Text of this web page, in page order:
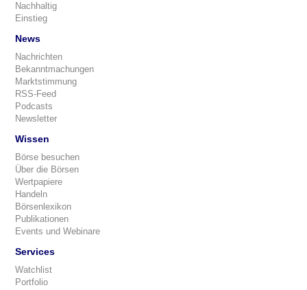
Nachhaltig
Einstieg
News
Nachrichten
Bekanntmachungen
Marktstimmung
RSS-Feed
Podcasts
Newsletter
Wissen
Börse besuchen
Über die Börsen
Wertpapiere
Handeln
Börsenlexikon
Publikationen
Events und Webinare
Services
Watchlist
Portfolio